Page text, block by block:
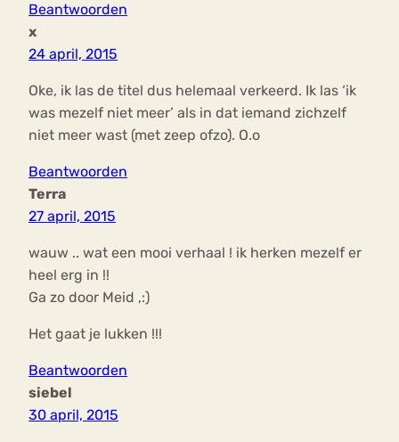
Beantwoorden
x
24 april, 2015
Oke, ik las de titel dus helemaal verkeerd. Ik las ‘ik
was mezelf niet meer’ als in dat iemand zichzelf
niet meer wast (met zeep ofzo). O.o
Beantwoorden
Terra
27 april, 2015
wauw .. wat een mooi verhaal ! ik herken mezelf er
heel erg in !!
Ga zo door Meid ,:)
Het gaat je lukken !!!
Beantwoorden
siebel
30 april, 2015